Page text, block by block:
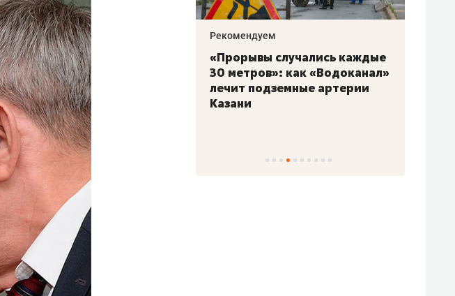
Рекомендуем
Мексика, рок-концерт
и вагон с чак-чаком: как
в Менделеевске прошла
«Гонка Героев»
Рекомендуем
«Прорывы случались каждые
30 метров»: как «Водоканал»
лечит подземные артерии
Казани